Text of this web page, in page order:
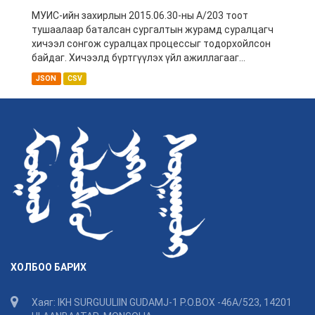
МУИС-ийн захирлын 2015.06.30-ны А/203 тоот
тушаалаар баталсан сургалтын журамд суралцагч
хичээл сонгож суралцах процессыг тодорхойлсон
байдаг. Хичээлд бүртгүүлэх үйл ажиллагааг...
JSON CSV
ХОЛБОО БАРИХ
Хаяг: IKH SURGUULIIN GUDAMJ-1 P.O.BOX -46A/523, 14201